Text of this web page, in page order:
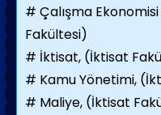
# Çalışma
Fakültesi)
# İktisat, (İktisat
# Kamu Yönetimi,
# Maliye, (İktisat